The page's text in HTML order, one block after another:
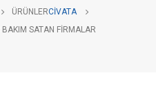
ÜRÜNLERCIVATA
SATAN FIRMALAR